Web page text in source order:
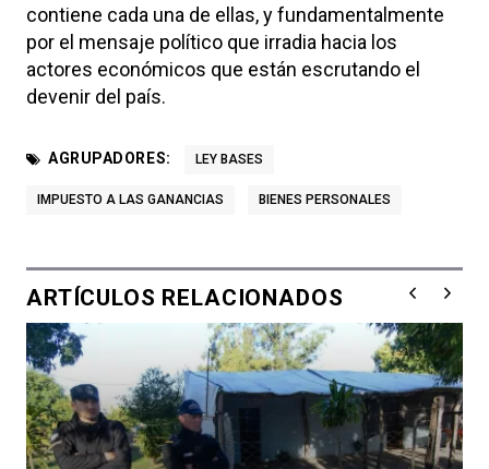
contiene cada una de ellas, y fundamentalmente
por el mensaje político que irradia hacia los
actores económicos que están escrutando el
devenir del país.
AGRUPADORES: LEY BASES
IMPUESTO A LAS GANANCIAS BIENES PERSONALES
ARTÍCULOS RELACIONADOS